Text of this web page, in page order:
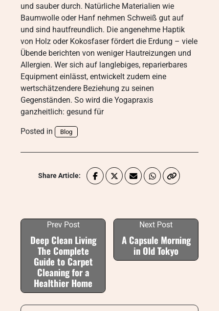
und sauber durch. Natürliche Materialien wie
Baumwolle oder Hanf nehmen Schweiß gut auf
und sind hautfreundlich. Die angenehme Haptik
von Holz oder Kokosfaser fördert die Erdung – viele
Übende berichten von weniger Hautreizungen und
Allergien. Wer sich auf langlebiges, reparierbares
Equipment einlässt, entwickelt zudem eine
wertschätzendere Beziehung zu seinen
Gegenständen. So wird die Yogapraxis
ganzheitlich: gesund für
Posted in Blog
Share Article:
Prev Post
Deep Clean Living
The Complete
Guide to Carpet
Cleaning for a
Healthier Home
Next Post
A Capsule Morning
in Old Tokyo